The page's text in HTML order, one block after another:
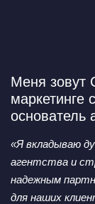
Меня зовут
маркетинге
основатель
«Я вкладываю
агентства и
надежным
для наших